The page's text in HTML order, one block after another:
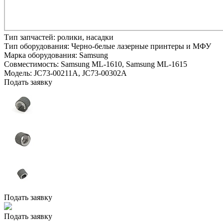
Тип запчастей: ролики, насадки
Тип оборудования: Черно-белые лазерные принтеры и МФУ
Марка оборудования: Samsung
Совместимость: Samsung ML-1610, Samsung ML-1615
Модель: JC73-00211A, JC73-00302A
Подать заявку
Подать заявку
Подать заявку